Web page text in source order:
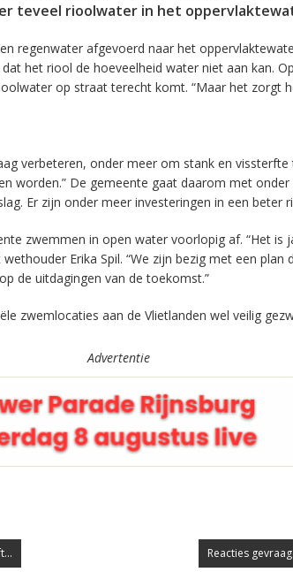
teveel rioolwater in het
regenwater afgevoerd naar het
het riool de hoeveelheid water niet aan kan.
op straat terecht komt. “Maar het zorgt
verbeteren, onder meer om stank en vissterfte
worden.” De gemeente gaat daarom met
Er zijn onder meer investeringen in een beter
zwemmen in open water voorlopig af. “Het is
Erika Spil. “We zijn bezig met een
de uitdagingen van de toekomst.”
zwemlocaties aan de Vlietlanden wel veilig
Advertentie
Reacties